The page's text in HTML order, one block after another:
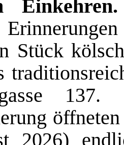
Einkehren.
Stück
2026)